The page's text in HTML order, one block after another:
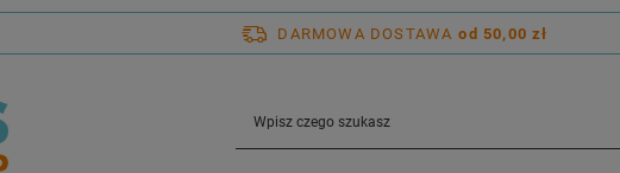
DARMOWA DOSTAWA od 50,00 zł